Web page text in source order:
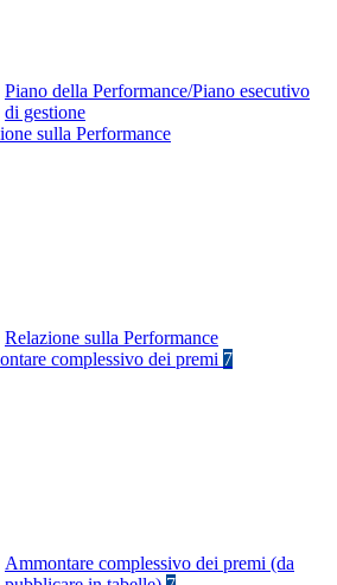
Piano della Performance/Piano esecutivo
di gestione
sulla Performance
Relazione sulla Performance
complessivo dei premi 7
Ammontare complessivo dei premi (da